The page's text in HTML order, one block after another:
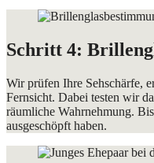
Schritt 4:
Wir prüfen Ihre Sehschärfe,
Fernsicht. Dabei testen wir
räumliche Wahrnehmung.
ausgeschöpft haben.